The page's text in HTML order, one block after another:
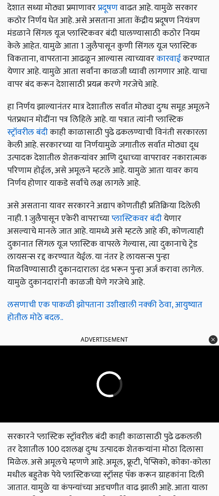
देशात सध्या मोठ्या प्रमाणावरप्रदूषणवाढत आहे. यामुळे सरकार
कठोर निर्णय घेत आहे. असे असताना आता केंद्रीय प्रदूषण नियंत्रण
मंडळाने सिंगल यूज प्लास्टिकवर बंदी घालण्यासाठी कठोर नियम
केले आहेत. यामुळे आता 1 जुलैपासून कुणी सिंगल यूज प्लास्टिक
विकताना, वापरताना आढळून आल्यास त्याच्यावरकारवाईकरण्यात
येणार आहे. यामुळे आता सर्वांना काळजी घ्यावी लागणार आहे. याचा
वापर बंद करून देशासाठी प्रयत्न करणे गरजेचे आहे.
हा निर्णय झाल्यानंतर मात्र देशातील सर्वात मोठ्या दुग्ध समूह अमूलने
पंतप्रधान मोदींना पत्र लिहिले आहे. या पत्रात त्यांनी प्लास्टिक
स्ट्रॉवरील बंदीकाही काळासाठी पुढे ढकलण्याची विनंती सरकारला
केली आहे. सरकारच्या या निर्णयामुळे जगातील सर्वात मोठ्या दूध
उत्पादक देशातील शेतकऱ्यांवर आणि दुधाच्या वापरावर नकारात्मक
परिणाम होईल, असे अमूलने म्हटले आहे. यामुळे आता यावर काय
निर्णय होणार याकडे सर्वांचे लक्ष लागले आहे.
असे असताना यावर सरकारने अद्याप कोणतीही प्रतिक्रिया दिलेली
नाही. 1 जुलैपासून एकेरी वापराच्याप्लास्टिकवर बंदीयेणार
असल्याचे मानले जात आहे. यामध्ये असे म्हटले आहे की, कोणत्याही
दुकानात सिंगल यूज प्लास्टिक वापरले गेल्यास, त्या दुकानाचे ट्रेड
लायसन्स रद्द करण्यात येईल. या नंतर हे लायसन्स पुन्हा
मिळविण्यासाठी दुकानदाराला दंड भरून पुन्हा अर्ज करावा लागेल.
यामुळे दुकानदारांनी काळजी घेणे गरजेचे आहे.
लसणाची एक पाकळी झोपताना उशीखाली नक्की ठेवा, आयुष्यात
होतील मोठे बदल..
ADVERTISEMENT
सरकारने प्लास्टिक स्ट्रॉवरील बंदी काही काळासाठी पुढे ढकलली
तर देशातील 100 दशलक्ष दुग्ध उत्पादक शेतकऱ्यांना मोठा दिलासा
मिळेल. असे अमूलचे म्हणणे आहे. अमूल, फ्रूटी, पेप्सिको, कोका-कोला
मधील बहुतेक पेये प्लास्टिकच्या स्ट्रॉसह पॅक करून ग्राहकांना दिली
जातात. यामुळे या कंपन्यांच्या अडचणीत वाढ झाली आहे. आता याला